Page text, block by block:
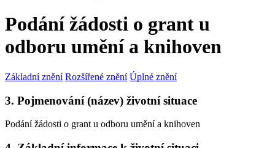
Podání žádosti o grant u
odboru umění a knihoven
Základní znění Rozšířené znění Úplné znění
3. Pojmenování (název) životní situace
Podání žádosti o grant u odboru umění a knihoven